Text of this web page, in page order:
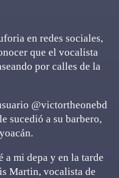
en redes sociales,
que el vocalista
por calles de la
@victortheonebd
sucedió a su barbero,
a mi depa y en la tarde
Martin, vocalista de